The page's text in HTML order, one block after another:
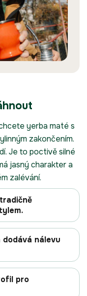
yerba maté s
zakončením.
Je to poctivě silné
jasný charakter a
zalévání.
nálevu
pro